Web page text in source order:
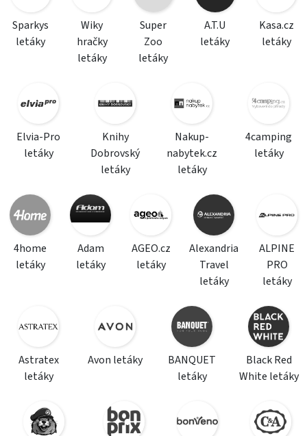
Sparkys
letáky
Wiky
hračky
letáky
Super
Zoo
letáky
A.T.U
letáky
Kasa.cz
letáky
Elvia-Pro
letáky
Knihy
Dobrovský
letáky
Nakup-
nabytek.cz
letáky
4camping
letáky
4home
letáky
Adam
letáky
AGEO.cz
letáky
Alexandria
Travel
letáky
ALPINE
PRO
letáky
Astratex
letáky
Avon letáky
BANQUET
letáky
Black Red
White letáky